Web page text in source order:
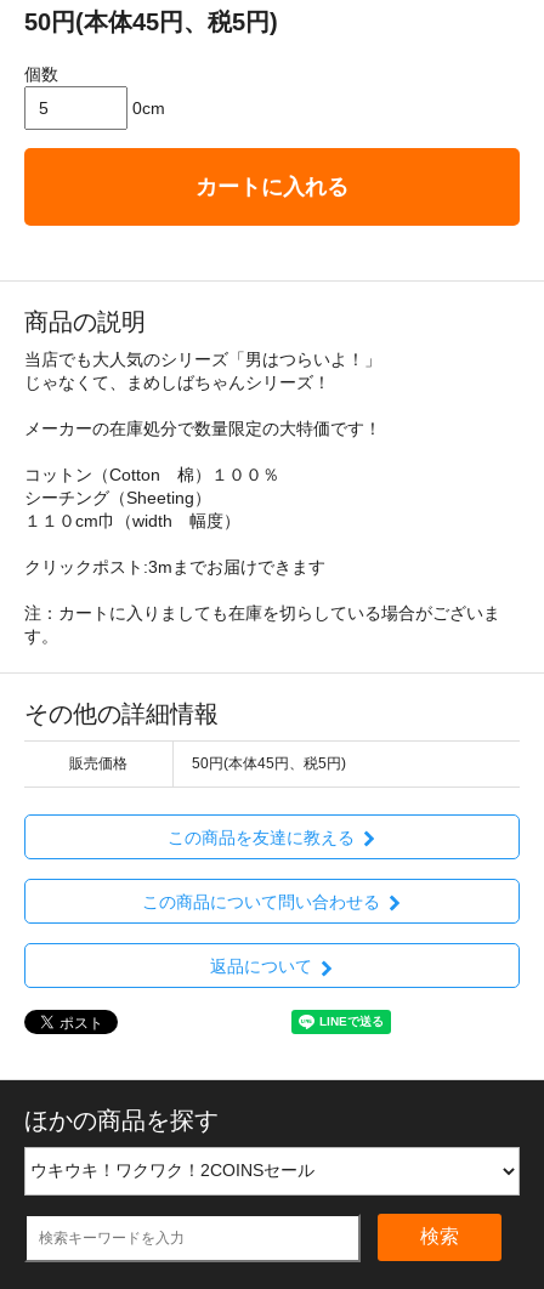
50円(本体45円、税5円)
個数
0cm
カートに入れる
商品の説明
当店でも大人気のシリーズ「男はつらいよ！」
じゃなくて、まめしばちゃんシリーズ！
メーカーの在庫処分で数量限定の大特価です！
コットン（Cotton 棉）１００％
シーチング（Sheeting）
１１０cm巾（width 幅度）
クリックポスト:3mまでお届けできます
注：カートに入りましても在庫を切らしている場合がございま
す。
その他の詳細情報
販売価格 50円(本体45円、税5円)
この商品を友達に教える
この商品について問い合わせる
返品について
ほかの商品を探す
検索